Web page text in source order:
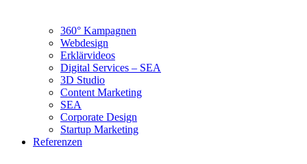
360° Kampagnen
Webdesign
Erklärvideos
Digital Services – SEA
3D Studio
Content Marketing
SEA
Corporate Design
Startup Marketing
Referenzen